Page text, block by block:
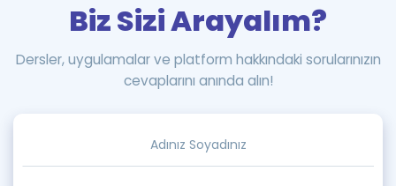
Biz Sizi Arayalım?
Dersler, uygulamalar ve platform hakkındaki sorularınızın
cevaplarını anında alın!